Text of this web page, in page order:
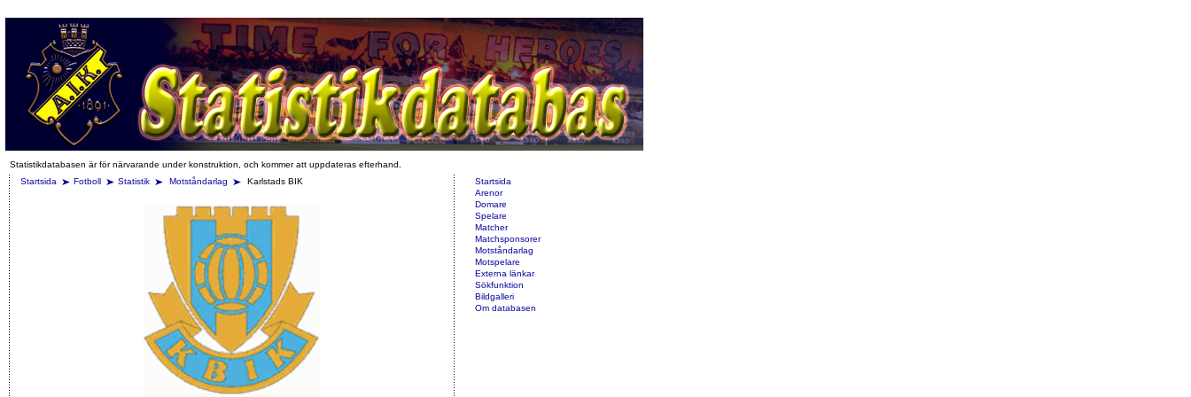
Statistikdatabasen är för närvarande under konstruktion, och kommer att uppdateras efterhand.
Startsida
Fotboll Statistik Motståndarlag Karlstads BIK
Startsida
Arenor
Domare
Spelare
Matcher
Matchsponsorer
Motståndarlag
Motspelare
Externa länkar
Sökfunktion
Bildgalleri
Om databasen